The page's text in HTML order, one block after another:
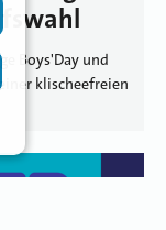
Boys'Day und
klischeefreien